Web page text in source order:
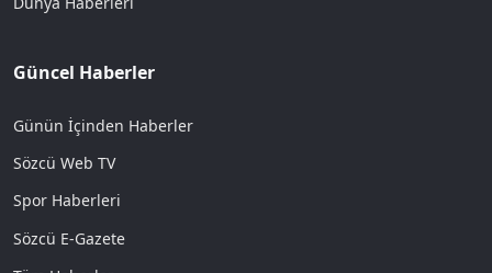
Güncel Haberler
Günün İçinden Haberler
Sözcü Web TV
Spor Haberleri
Sözcü E-Gazete